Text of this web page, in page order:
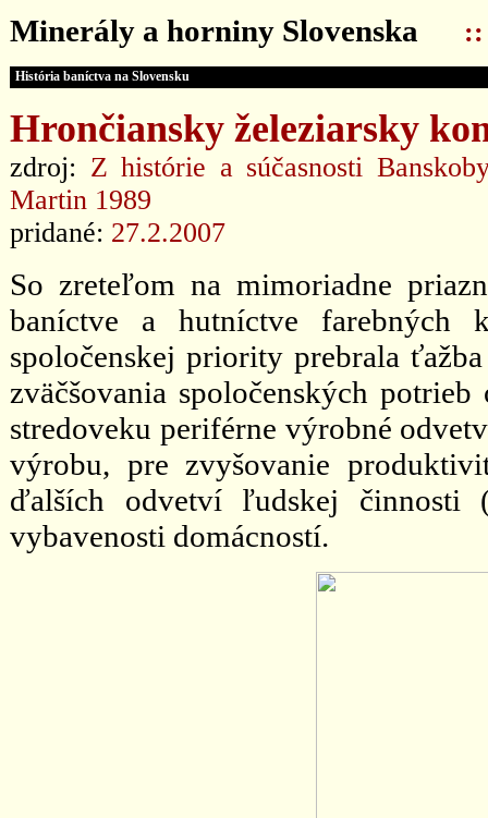
Minerály a horniny Slovenska ::
História baníctva na Slovensku
Hrončiansky železiarsky
zdroj: Z histórie a súčasnosti
Martin 1989
pridané: 27.2.2007
So zreteľom na mimoriadne
baníctve a hutníctve farebných
spoločenskej priority prebrala
zväčšovania spoločenských
stredoveku periférne výrobné
výrobu, pre zvyšovanie
ďalších odvetví ľudskej činnosti
vybavenosti domácností.